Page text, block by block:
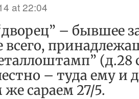
at 22:04
– бывшее
всего,
(д.28
– туда ему и
сараем 27/5.